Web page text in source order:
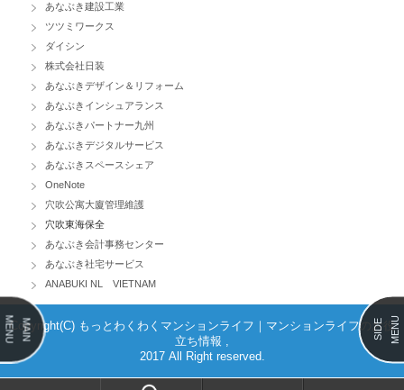
あなぶき建設工業
ツツミワークス
ダイシン
株式会社日装
あなぶきデザイン＆リフォーム
あなぶきインシュアランス
あなぶきパートナー九州
あなぶきデジタルサービス
あなぶきスペースシェア
OneNote
穴吹公寓大廈管理維護
穴吹東海保全
あなぶき会計事務センター
あなぶき社宅サービス
ANABUKI NL VIETNAM
Copyright(C) もっとわくわくマンションライフ｜マンションライフのお役
立ち情報 ,
2017 All Right reserved.
MAIN
MENU SIDE MENU